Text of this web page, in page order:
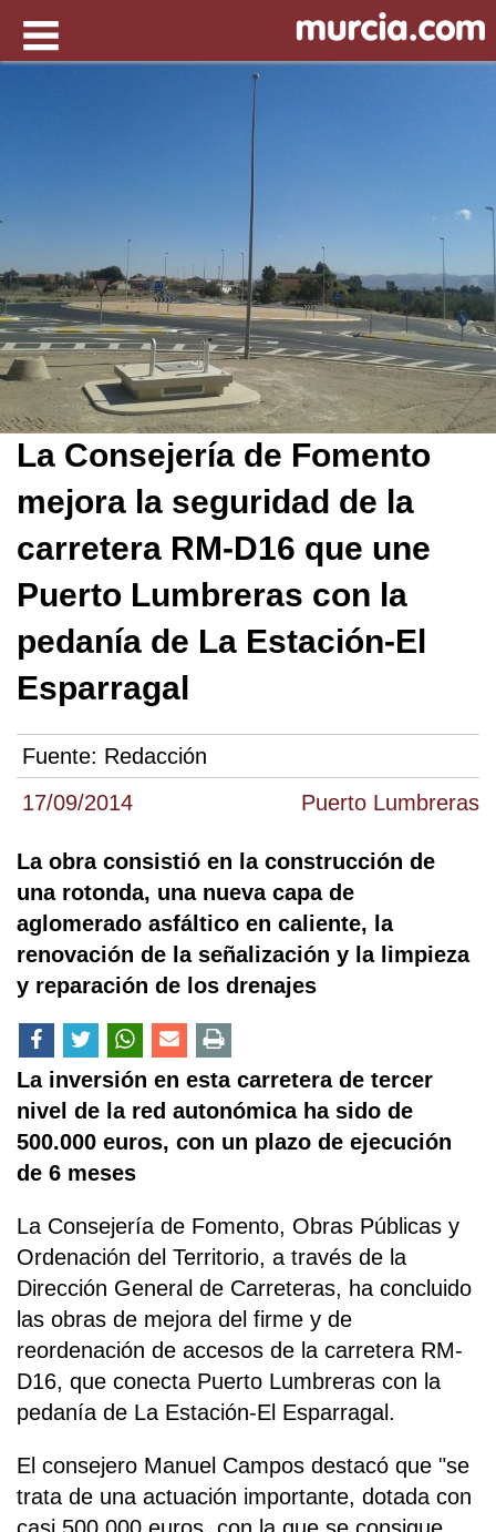
17/09/2014 Puerto Lumbreras
La Consejería de Fomento
mejora la seguridad de la
carretera RM-D16 que une
Puerto Lumbreras con la
pedanía de La Estación-El
Esparragal
Fuente: Redacción
La obra consistió en la construcción de
una rotonda, una nueva capa de
aglomerado asfáltico en caliente, la
renovación de la señalización y la limpieza
y reparación de los drenajes
La inversión en esta carretera de tercer
nivel de la red autonómica ha sido de
500.000 euros, con un plazo de ejecución
de 6 meses
La Consejería de Fomento, Obras Públicas y
Ordenación del Territorio, a través de la
Dirección General de Carreteras, ha concluido
las obras de mejora del firme y de
reordenación de accesos de la carretera RM-
D16, que conecta Puerto Lumbreras con la
pedanía de La Estación-El Esparragal.
El consejero Manuel Campos destacó que "se
trata de una actuación importante, dotada con